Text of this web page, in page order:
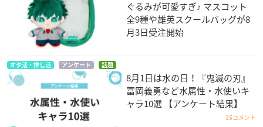
ぐるみが可愛すぎ♪ マスコット
全9種や雄英スクールバッグが8
月3日受注開始
オタ活・推し活 アンケート 話題
8月1日は水の日！『鬼滅の刃』
冨岡義勇など水属性・水使いキ
ャラ10選 【アンケート結果】
15コメント